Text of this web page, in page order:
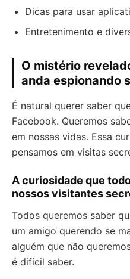
Dicas para usar
Entretenimento e
O mistério
anda espionando
É natural querer saber
Facebook. Queremos
em nossas vidas. Essa
pensamos em visitas
A curiosidade que
nossos visitantes
Todos queremos saber
um amigo querendo se
alguém que não
é difícil saber.